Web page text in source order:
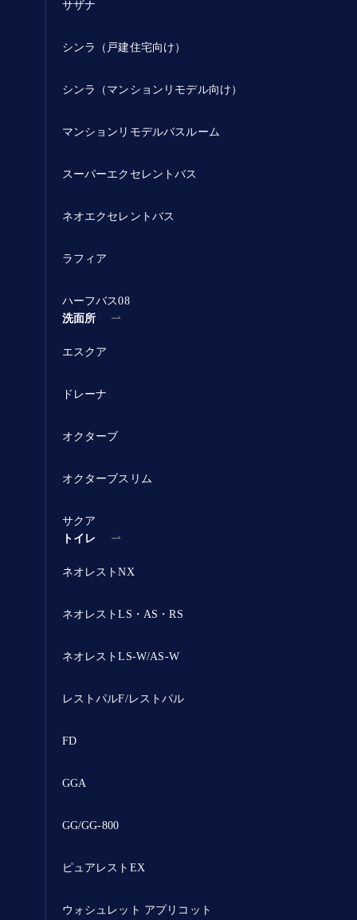
サザナ
シンラ（戸建住宅向け）
シンラ（マンションリモデル向け）
マンションリモデルバスルーム
スーパーエクセレントバス
ネオエクセレントバス
ラフィア
ハーフバス08
洗面所
エスクア
ドレーナ
オクターブ
オクターブスリム
サクア
トイレ
ネオレストNX
ネオレストLS・AS・RS
ネオレストLS-W/AS-W
レストパルF/レストパル
FD
GGA
GG/GG-800
ピュアレストEX
ウォシュレット アプリコット